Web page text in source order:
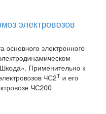
электровозов
основного электронного
Применительно к
ЧС2Т и его
ЧС200